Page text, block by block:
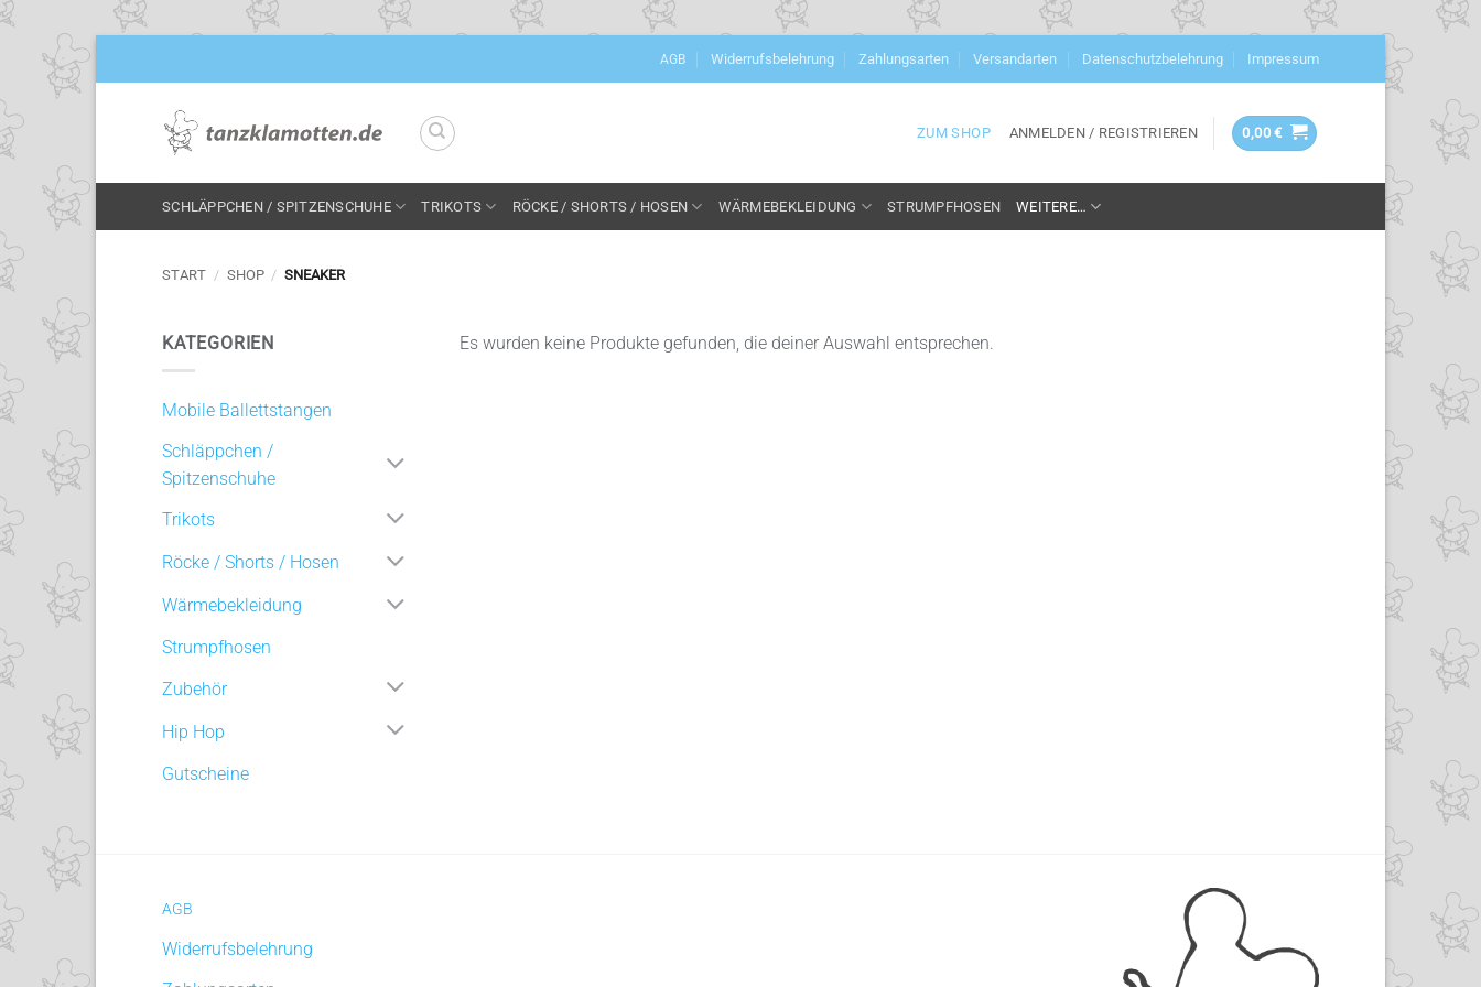
AGB Widerrufsbelehrung Zahlungsarten Versandarten Datenschutzbelehrung Impressum
ZUM SHOP ANMELDEN / REGISTRIEREN 0,00€
SCHLÄPPCHEN / SPITZENSCHUHE TRIKOTS RÖCKE / SHORTS / HOSEN WÄRMEBEKLEIDUNG STRUMPFHOSEN WEITERE…
START / SHOP / SNEAKER
KATEGORIEN
Mobile Ballettstangen
Schläppchen /
Spitzenschuhe
Trikots
Röcke / Shorts / Hosen
Wärmebekleidung
Strumpfhosen
Zubehör
Hip Hop
Gutscheine
Es wur­den kei­ne Pro­duk­te gefun­den, die dei­ner Aus­wahl entsprechen.
AGB
Widerrufsbelehrung